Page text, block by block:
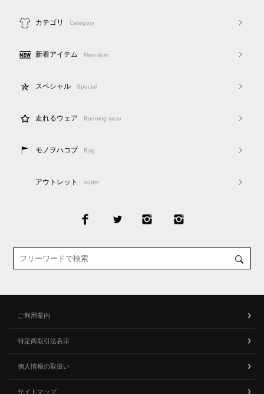
カテゴリ Category
新着アイテム New item
スペシャル Special
走れるウェア Running wear
モノヲハコブ Bag
アウトレット outlet
ご利用案内
特定商取引法表示
個人情報の取扱い
サイトマップ